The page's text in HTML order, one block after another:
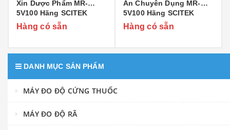
Xin Dược Phẩm MR-
5V100 Hãng SCITEK
Hàng có sẵn
Ăn Chuyên Dụng MR-
5V100 Hãng SCITEK
Hàng có sẵn
DANH MỤC SẢN PHẨM
MÁY ĐO ĐỘ CỨNG THUỐC
MÁY ĐO ĐỘ RÃ